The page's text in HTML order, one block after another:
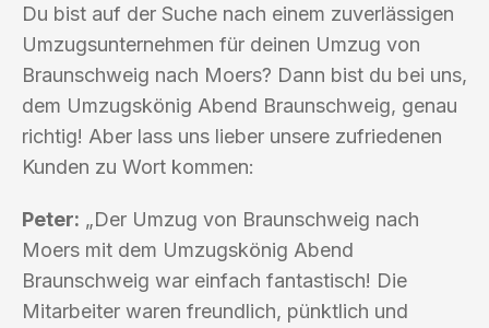
Du bist auf der Suche nach einem zuverlässigen
Umzugsunternehmen für deinen Umzug von
Braunschweig nach Moers? Dann bist du bei uns,
dem Umzugskönig Abend Braunschweig, genau
richtig! Aber lass uns lieber unsere zufriedenen
Kunden zu Wort kommen:
Peter: „Der Umzug von Braunschweig nach
Moers mit dem Umzugskönig Abend
Braunschweig war einfach fantastisch! Die
Mitarbeiter waren freundlich, pünktlich und